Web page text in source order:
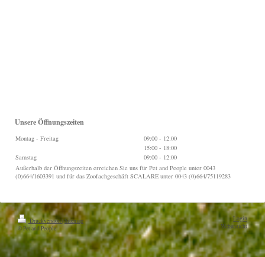
Unsere Öffnungszeiten
Montag - Freitag 09:00 - 12:00
15:00 - 18:00
Samstag
09:00 - 12:00
Außerhalb der Öffnungszeiten erreichen Sie uns für Pet and People unter 0043
(0)664/1603391 und für das Zoofachgeschäft SCALARE unter 0043 (0)664/75119283
Druckversion|Sitemap
© Pet and People
Login
Webansicht